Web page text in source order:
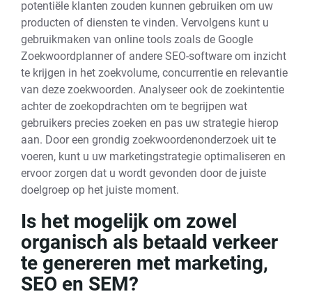
potentiële klanten zouden kunnen gebruiken om uw
producten of diensten te vinden. Vervolgens kunt u
gebruikmaken van online tools zoals de Google
Zoekwoordplanner of andere SEO-software om inzicht
te krijgen in het zoekvolume, concurrentie en relevantie
van deze zoekwoorden. Analyseer ook de zoekintentie
achter de zoekopdrachten om te begrijpen wat
gebruikers precies zoeken en pas uw strategie hierop
aan. Door een grondig zoekwoordenonderzoek uit te
voeren, kunt u uw marketingstrategie optimaliseren en
ervoor zorgen dat u wordt gevonden door de juiste
doelgroep op het juiste moment.
Is het mogelijk om zowel
organisch als betaald verkeer
te genereren met marketing,
SEO en SEM?